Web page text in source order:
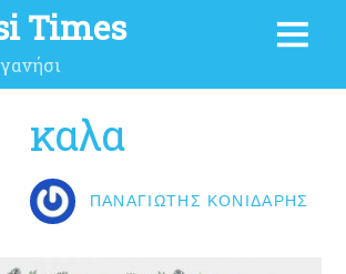
Times
καλα
ΠΑΝΑΓΙΏΤΗΣ ΚΟΝΙΔΆΡΗΣ